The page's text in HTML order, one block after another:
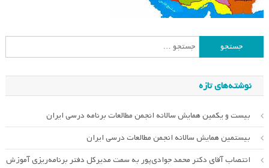
جستجو
برای:
نوشته‌های تازه
بیست و یکمین همایش سالانه انجمن مطالعات برنامه درسی ایران
بیستمین همایش سالانه انجمن مطالعات درسی ایران
انتصاب آقای دکتر محمد جوادی‌پور به سمت مدیرکل دفتر برنامه‌ریزی آموزش